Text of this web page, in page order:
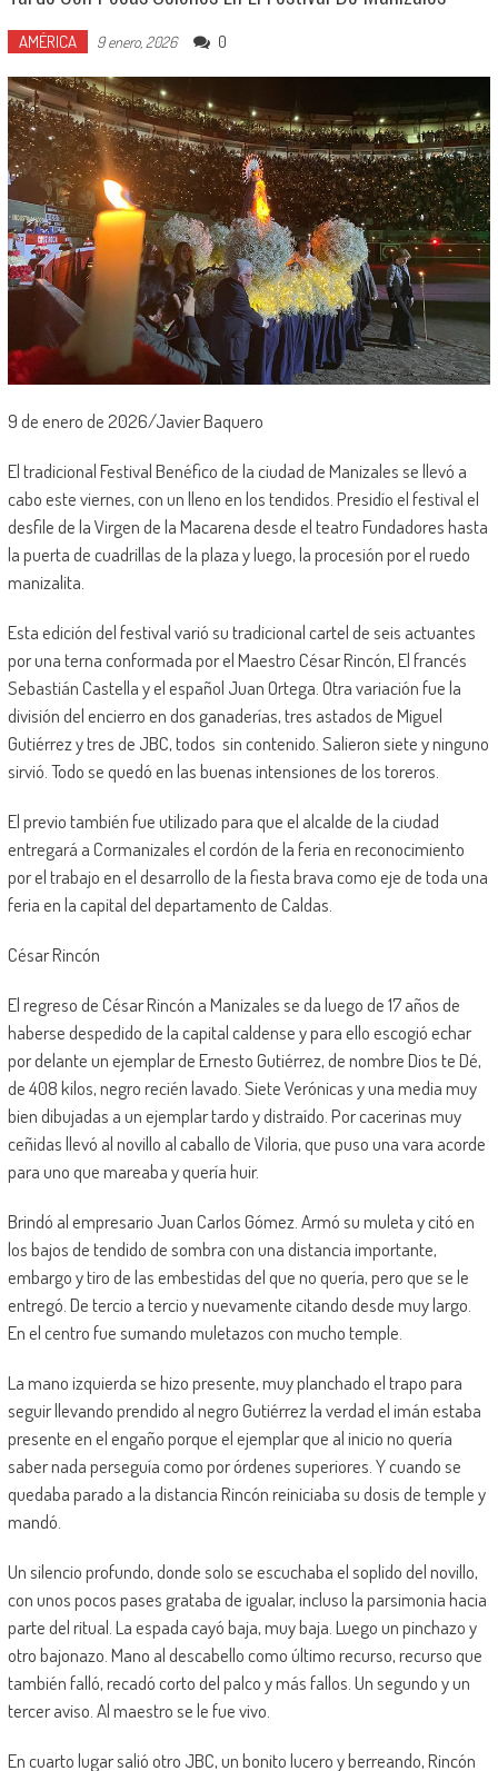
AMÉRICA 9 enero, 2026 0
9 de enero de 2026/Javier Baquero
El tradicional Festival Benéfico de la ciudad de Manizales se llevó a
cabo este viernes, con un lleno en los tendidos. Presidío el festival el
desfile de la Virgen de la Macarena desde el teatro Fundadores hasta
la puerta de cuadrillas de la plaza y luego, la procesión por el ruedo
manizalita.
Esta edición del festival varió su tradicional cartel de seis actuantes
por una terna conformada por el Maestro César Rincón, El francés
Sebastián Castella y el español Juan Ortega. Otra variación fue la
división del encierro en dos ganaderías, tres astados de Miguel
Gutiérrez y tres de JBC, todos sin contenido. Salieron siete y ninguno
sirvió. Todo se quedó en las buenas intensiones de los toreros.
El previo también fue utilizado para que el alcalde de la ciudad
entregará a Cormanizales el cordón de la feria en reconocimiento
por el trabajo en el desarrollo de la fiesta brava como eje de toda una
feria en la capital del departamento de Caldas.
César Rincón
El regreso de César Rincón a Manizales se da luego de 17 años de
haberse despedido de la capital caldense y para ello escogió echar
por delante un ejemplar de Ernesto Gutiérrez, de nombre Dios te Dé,
de 408 kilos, negro recién lavado. Siete Verónicas y una media muy
bien dibujadas a un ejemplar tardo y distraído. Por cacerinas muy
ceñidas llevó al novillo al caballo de Viloria, que puso una vara acorde
para uno que mareaba y quería huir.
Brindó al empresario Juan Carlos Gómez. Armó su muleta y citó en
los bajos de tendido de sombra con una distancia importante,
embargo y tiro de las embestidas del que no quería, pero que se le
entregó. De tercio a tercio y nuevamente citando desde muy largo.
En el centro fue sumando muletazos con mucho temple.
La mano izquierda se hizo presente, muy planchado el trapo para
seguir llevando prendido al negro Gutiérrez la verdad el imán estaba
presente en el engaño porque el ejemplar que al inicio no quería
saber nada perseguía como por órdenes superiores. Y cuando se
quedaba parado a la distancia Rincón reiniciaba su dosis de temple y
mandó.
Un silencio profundo, donde solo se escuchaba el soplido del novillo,
con unos pocos pases grataba de igualar, incluso la parsimonia hacia
parte del ritual. La espada cayó baja, muy baja. Luego un pinchazo y
otro bajonazo. Mano al descabello como último recurso, recurso que
también falló, recadó corto del palco y más fallos. Un segundo y un
tercer aviso. Al maestro se le fue vivo.
En cuarto lugar salió otro JBC, un bonito lucero y berreando, Rincón